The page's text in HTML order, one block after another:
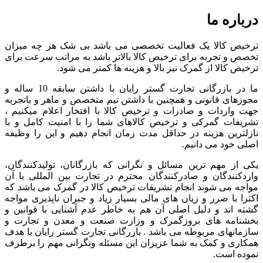
درباره ما
ترخیص کالا یک فعالیت تخصصی می باشد بی شک هر چه میزان
تخصص و تجربه برای ترخیص کالا بالاتر باشد به مراتب سرعت برای
ترخیص کالا از گمرک نیز بالا و هزینه ها کمتر می شود.
ما در بازرگانی تجارت گستر رایان با داشتن سابقه 10 ساله و
مجوزهای قانونی و همچنین با داشتن تیم متخصص و ماهر و باتجربه
جهت واردات و صادرات و ترخیص کالا با افتخار اعلام میکنیم ،
تشریفات گمرکی و ترخیص کالاهای شما را با امنیت کامل و با
نازلترین هزینه در حداقل مدت زمان انجام دهیم و این را وظیفه
اصلی خود می دانیم.
یکی از مهم ترین مسائل و نگرانی که بازرگانان، تولیدکنندگان،
واردکنندگان و صادرکنندگان محترم در تجارت بین المللی با آن
مواجه می شوند انجام تشریفات ترخیص کالا در گمرک می باشد که
اکثرا با ضرر و زیان های مالی بسیار زیاد و جبران ناپذیری مواجه
گشته اند و دلیل اصلی آن هم به خاطر عدم آشنایی با قوانین و
بخشنامه های بروزگمرک و وزارت صنعت و معدن و تجارت و
سازمانهای مربوطه می باشد . بازرگانی تجارت گستر رایان با هدف
همکاری و کمک به شما عزیزان این مسئله ونگرانی مهم را برطرف
نموده است.